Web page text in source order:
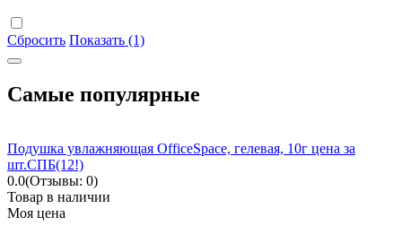
Сбросить Показать (1)
Самые популярные
Подушка увлажняющая OfficeSpace, гелевая, 10г цена за
шт.СПБ(12!)
0.0(Отзывы: 0)
Товар в наличии
Моя цена